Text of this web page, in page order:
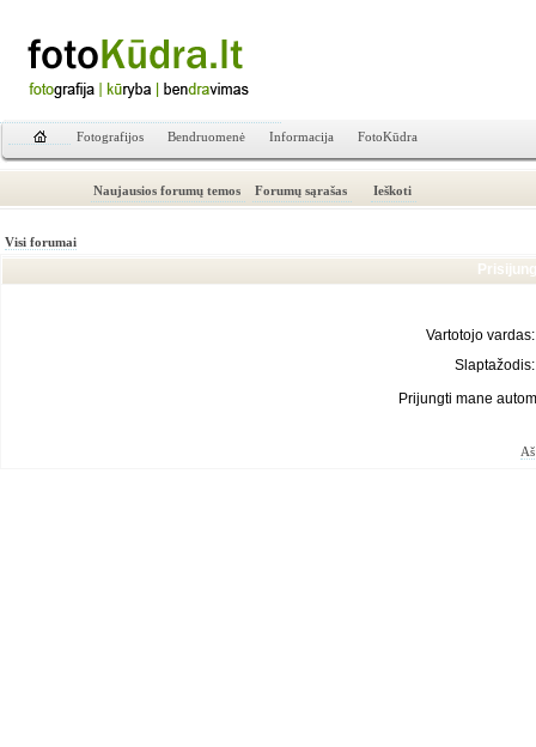
Fotografijos Bendruomenė Informacija FotoKūdra
Naujausios forumų temos Forumų sąrašas Ieškoti
Visi forumai
Vartotojo vardas:
Slaptažodis:
Prijungti mane